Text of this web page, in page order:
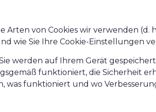
Arten von Cookies wir verwenden
wie Sie Ihre Cookie-Einstellungen
werden auf Ihrem Gerät
funktioniert, die Sicherheit
funktioniert und wo